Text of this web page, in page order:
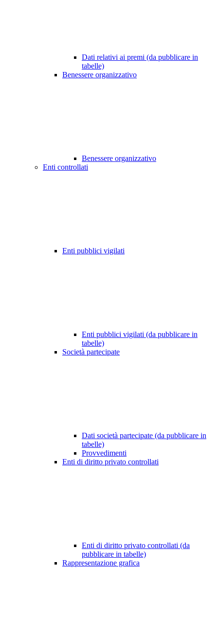
Dati relativi ai premi (da pubblicare in
tabelle)
Benessere organizzativo
Benessere organizzativo
Enti controllati
Enti pubblici vigilati
Enti pubblici vigilati (da pubblicare in
tabelle)
Società partecipate
Dati società partecipate (da pubblicare in
tabelle)
Provvedimenti
Enti di diritto privato controllati
Enti di diritto privato controllati (da
pubblicare in tabelle)
Rappresentazione grafica